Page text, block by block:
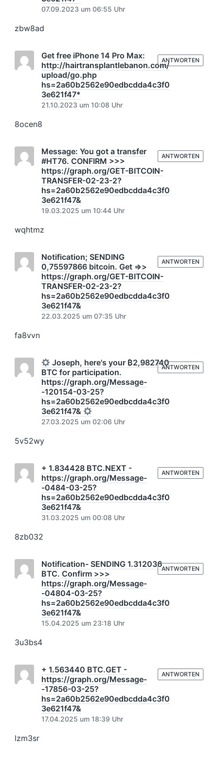
07.09.2023 um 06:55 Uhr
zbw8ad
Get free iPhone 14 Pro Max:
http://hairtransplantlebanon.com/
upload/go.php
hs=2a60b2562e90edbcdda4c3f0
3e621f47*
21.10.2023 um 10:08 Uhr
8ocen8
ANTWORTEN
Message: You got a transfer
#HT76. CONFIRM >>>
https://graph.org/GET-BITCOIN-
TRANSFER-02-23-2?
hs=2a60b2562e90edbcdda4c3f0
3e621f47&
19.03.2025 um 10:44 Uhr
wqhtmz
ANTWORTEN
Notification; SENDING
0,75597866 bitcoin. Get =>>
https://graph.org/GET-BITCOIN-
TRANSFER-02-23-2?
hs=2a60b2562e90edbcdda4c3f0
3e621f47&
22.03.2025 um 07:35 Uhr
fa8vvn
ANTWORTEN
Joseph, here's your ₿2,982740
BTC for participation.
https://graph.org/Message-
-120154-03-25?
hs=2a60b2562e90edbcdda4c3f0
3e621f47&
27.03.2025 um 02:06 Uhr
5v52wy
ANTWORTEN
+ 1.834428 BTC.NEXT -
https://graph.org/Message-
-0484-03-25?
hs=2a60b2562e90edbcdda4c3f0
3e621f47&
31.03.2025 um 00:08 Uhr
8zb032
ANTWORTEN
Notification- SENDING 1.312036
BTC. Confirm >>>
https://graph.org/Message-
-04804-03-25?
hs=2a60b2562e90edbcdda4c3f0
3e621f47&
15.04.2025 um 23:18 Uhr
3u3bs4
ANTWORTEN
+ 1.563440 BTC.GET -
https://graph.org/Message-
-17856-03-25?
hs=2a60b2562e90edbcdda4c3f0
3e621f47&
17.04.2025 um 18:39 Uhr
lzm3sr
ANTWORTEN